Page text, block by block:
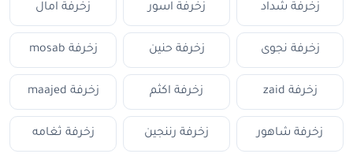
زخرفة شداد زخرفة اسور زخرفة امال
زخرفة نجوى زخرفة حنين زخرفة mosab
زخرفة zaid زخرفة اكثم زخرفة maajed
زخرفة شاهور زخرفة رننجين زخرفة ثغامه